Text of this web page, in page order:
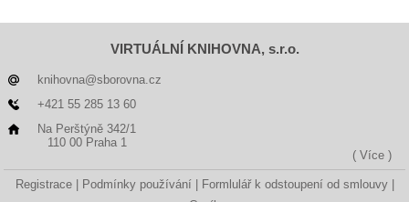
VIRTUÁLNÍ KNIHOVNA, s.r.o.
knihovna@sborovna.cz
+421 55 285 13 60
Na Perštýně 342/1
110 00 Praha 1
( Více )
Registrace Podmínky používání
Formlulář k odstoupení od smlouvy